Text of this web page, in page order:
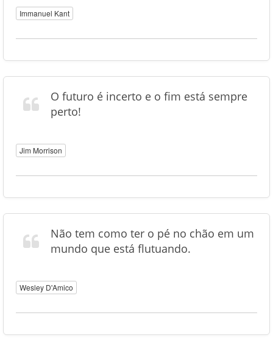
Immanuel Kant
O futuro é incerto e o fim está sempre
perto!
Jim Morrison
Não tem como ter o pé no chão em um
mundo que está flutuando.
Wesley D'Amico